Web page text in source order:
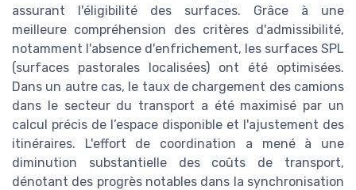
assurant l'éligibilité des surfaces. Grâce à une
meilleure compréhension des critères d'admissibilité,
notamment l'absence d'enfrichement, les surfaces SPL
(surfaces pastorales localisées) ont été optimisées.
Dans un autre cas, le taux de chargement des camions
dans le secteur du transport a été maximisé par un
calcul précis de l’espace disponible et l'ajustement des
itinéraires. L'effort de coordination a mené à une
diminution substantielle des coûts de transport,
dénotant des progrès notables dans la synchronisation